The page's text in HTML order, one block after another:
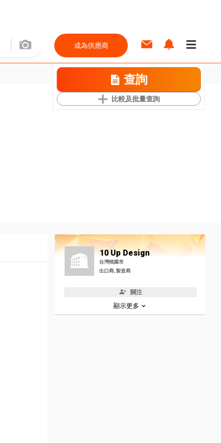
成為供應商
查詢
比較及批量查詢
10 Up Design
台灣桃園市
出口商, 製造商
關注
顯示更多